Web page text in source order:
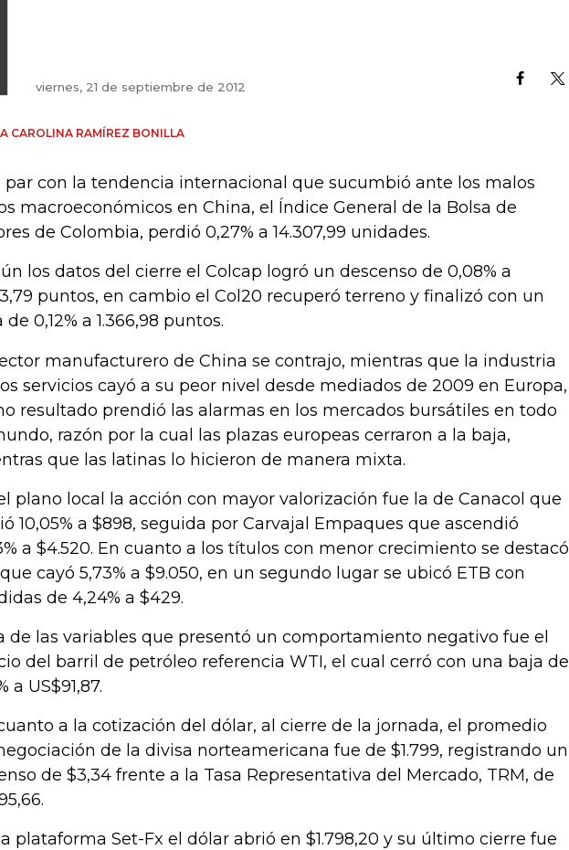
viernes, 21 de septiembre de 2012
CAROLINA RAMÍREZ BONILLA
par con la tendencia internacional que sucumbió ante los malos
macroeconómicos en China, el Índice General de la Bolsa de
de Colombia, perdió 0,27% a 14.307,99 unidades.
los datos del cierre el Colcap logró un descenso de 0,08% a
puntos, en cambio el Col20 recuperó terreno y finalizó con un
de 0,12% a 1.366,98 puntos.
manufacturero de China se contrajo, mientras que la industria
servicios cayó a su peor nivel desde mediados de 2009 en Europa,
resultado prendió las alarmas en los mercados bursátiles en todo
razón por la cual las plazas europeas cerraron a la baja,
que las latinas lo hicieron de manera mixta.
plano local la acción con mayor valorización fue la de Canacol que
10,05% a $898, seguida por Carvajal Empaques que ascendió
a $4.520. En cuanto a los títulos con menor crecimiento se destacó
cayó 5,73% a $9.050, en un segundo lugar se ubicó ETB con
de 4,24% a $429.
de las variables que presentó un comportamiento negativo fue el
del barril de petróleo referencia WTI, el cual cerró con una baja de
a US$91,87.
a la cotización del dólar, al cierre de la jornada, el promedio
de la divisa norteamericana fue de $1.799, registrando un
de $3,34 frente a la Tasa Representativa del Mercado, TRM, de
plataforma Set-Fx el dólar abrió en $1.798,20 y su último cierre fue